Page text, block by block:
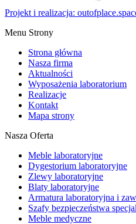
Projekt i realizacja:
Menu Strony
Strona główna
Nasza firma
Aktualności
Wyposażenia laboratorium
Realizacje
Kontakt
Mapa strony
Nasza Oferta
Meble laboratoryjne
Dygestorium laboratoryjne
Zlewy laboratoryjne
Blaty laboratoryjne
Armatura laboratoryjna i
Szafy bezpieczeństwa
Meble medyczne